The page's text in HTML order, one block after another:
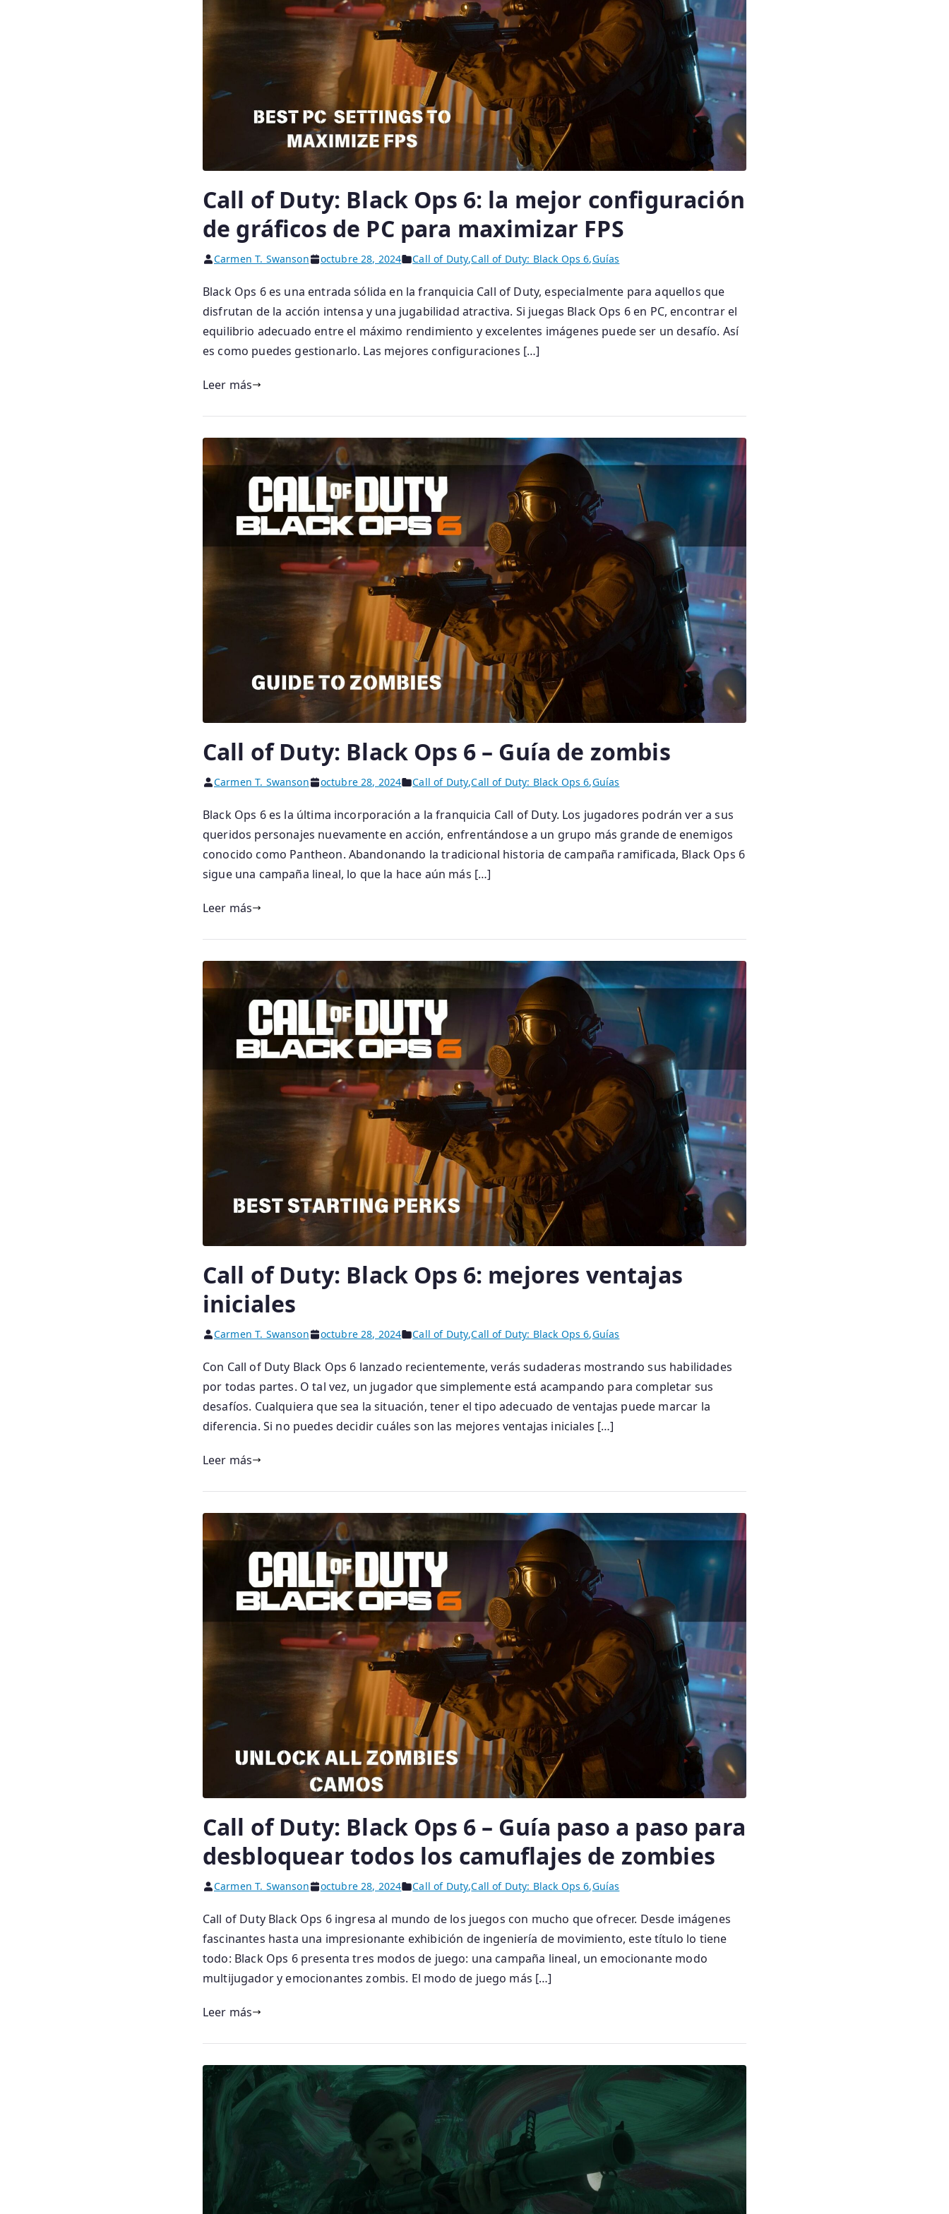
Call of Duty: Black Ops 6: la mejor configuración
de gráficos de PC para maximizar FPS
Carmen T. Swanson octubre 28, 2024 Call of Duty,Call of Duty: Black Ops 6,Guías
Black Ops 6 es una entrada sólida en la franquicia Call of Duty, especialmente para aquellos que
disfrutan de la acción intensa y una jugabilidad atractiva. Si juegas Black Ops 6 en PC, encontrar el
equilibrio adecuado entre el máximo rendimiento y excelentes imágenes puede ser un desafío. Así
es como puedes gestionarlo. Las mejores configuraciones […]
Leer más
Call of Duty: Black Ops 6 – Guía de zombis
Carmen T. Swanson octubre 28, 2024 Call of Duty,Call of Duty: Black Ops 6,Guías
Black Ops 6 es la última incorporación a la franquicia Call of Duty. Los jugadores podrán ver a sus
queridos personajes nuevamente en acción, enfrentándose a un grupo más grande de enemigos
conocido como Pantheon. Abandonando la tradicional historia de campaña ramificada, Black Ops 6
sigue una campaña lineal, lo que la hace aún más […]
Leer más
Call of Duty: Black Ops 6: mejores ventajas
iniciales
Carmen T. Swanson octubre 28, 2024 Call of Duty,Call of Duty: Black Ops 6,Guías
Con Call of Duty Black Ops 6 lanzado recientemente, verás sudaderas mostrando sus habilidades
por todas partes. O tal vez, un jugador que simplemente está acampando para completar sus
desafíos. Cualquiera que sea la situación, tener el tipo adecuado de ventajas puede marcar la
diferencia. Si no puedes decidir cuáles son las mejores ventajas iniciales […]
Leer más
Call of Duty: Black Ops 6 – Guía paso a paso para
desbloquear todos los camuflajes de zombies
Carmen T. Swanson octubre 28, 2024 Call of Duty,Call of Duty: Black Ops 6,Guías
Call of Duty Black Ops 6 ingresa al mundo de los juegos con mucho que ofrecer. Desde imágenes
fascinantes hasta una impresionante exhibición de ingeniería de movimiento, este título lo tiene
todo: Black Ops 6 presenta tres modos de juego: una campaña lineal, un emocionante modo
multijugador y emocionantes zombis. El modo de juego más […]
Leer más